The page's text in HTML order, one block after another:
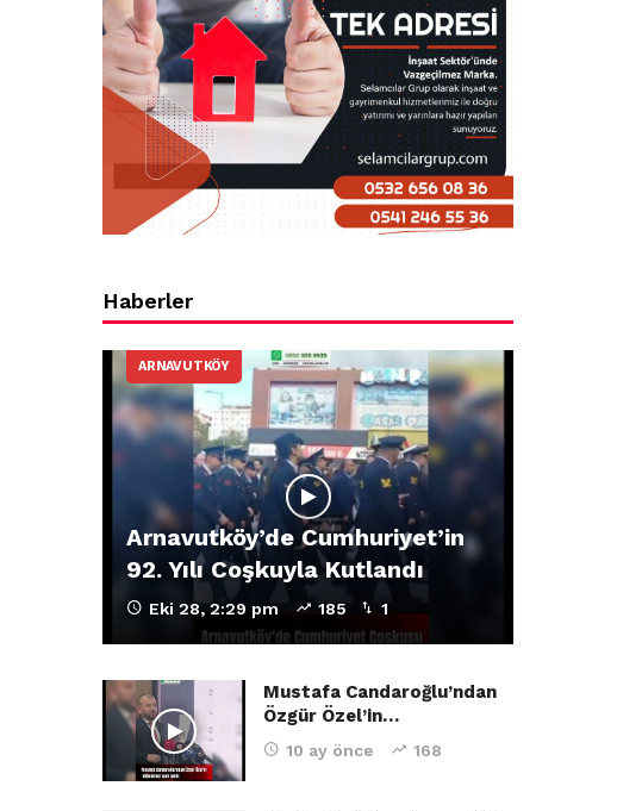
Haberler
ARNAVUTKÖY
Arnavutköy’de Cumhuriyet’in
92. Yılı Coşkuyla Kutlandı
Eki 28, 2:29 pm 185 1
Mustafa Candaroğlu’ndan
Özgür Özel’in…
10 ay önce 168